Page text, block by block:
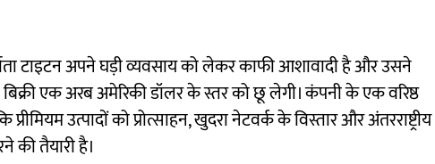
टाइटन अपने घड़ी व्यवसाय को लेकर काफी आशावादी है और उसने
एक अरब अमेरिकी डॉलर के स्तर को छू लेगी। कंपनी के एक वरिष्ठ
उत्पादों को प्रोत्साहन, खुदरा नेटवर्क के विस्तार और अंतरराष्ट्रीय
की तैयारी है।